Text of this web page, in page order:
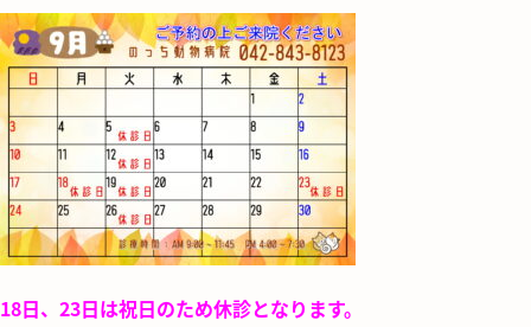
18日、23日は祝日のため休診となります。